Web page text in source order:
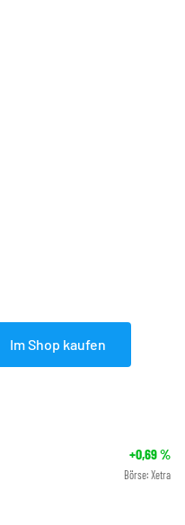
Im Shop kaufen
+0,69%
Börse: Xetra